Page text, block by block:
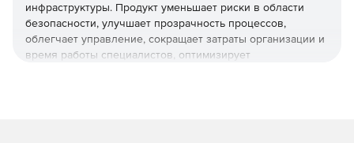
инфраструктуры. Продукт уменьшает риски в области
безопасности, улучшает прозрачность процессов,
облегчает управление, сокращает затраты организации и
время работы специалистов, оптимизирует